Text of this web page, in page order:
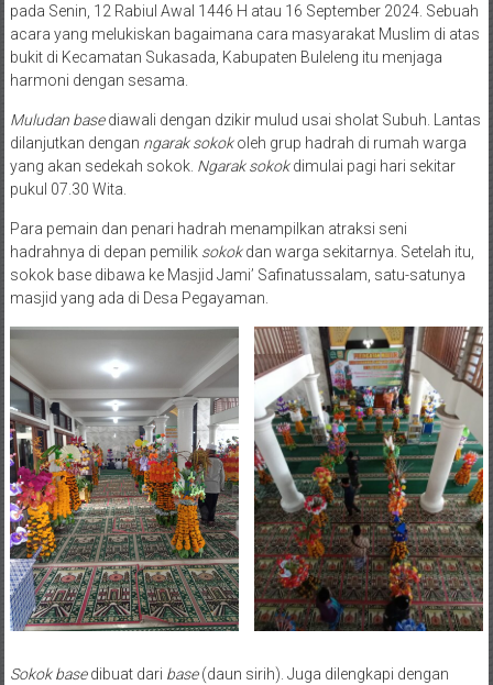
pada Senin, 12 Rabiul Awal 1446 H atau 16 September 2024. Sebuah
acara yang melukiskan bagaimana cara masyarakat Muslim di atas
bukit di Kecamatan Sukasada, Kabupaten Buleleng itu menjaga
harmoni dengan sesama.
Muludan basediawali dengan dzikir mulud usai sholat Subuh. Lantas
dilanjutkan dengan ngarak sokokoleh grup hadrah di rumah warga
yang akan sedekah sokok. Ngarak sokokdimulai pagi hari sekitar
pukul 07.30 Wita.
Para pemain dan penari hadrah menampilkan atraksi seni
hadrahnya di depan pemilik sokokdan warga sekitarnya. Setelah itu,
sokok base dibawa ke Masjid Jami’ Safinatussalam, satu-satunya
masjid yang ada di Desa Pegayaman.
Sokok basedibuat dari base(daun sirih). Juga dilengkapi dengan